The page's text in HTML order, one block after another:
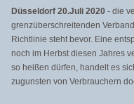
Düsseldorf 20.Juli 2020 - die
grenzüberschreitenden
Richtlinie steht bevor. Eine
noch im Herbst diesen Jahres
so heißen dürfen, handelt es
zugunsten von Verbrauchern